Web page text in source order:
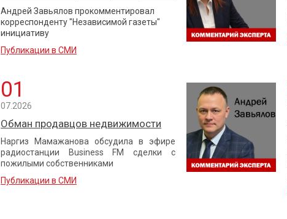
Андрей Завьялов прокомментировал
корреспонденту "Независимой газеты"
инициативу
Публикации в СМИ
01
07.2026
Обман продавцов недвижимости
Наргиз Мамажанова обсудила в эфире
радиостанции Business FM сделки с
пожилыми собственниками
Публикации в СМИ